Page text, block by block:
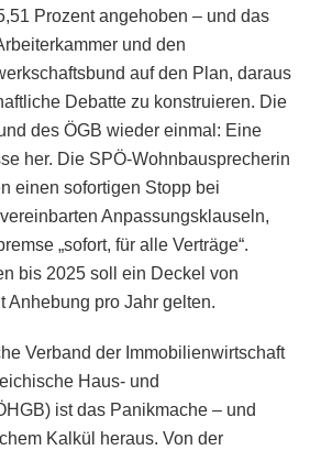
Prozent angehoben – und das
und den
auf den Plan, daraus
Debatte zu konstruieren. Die
des ÖGB wieder einmal: Eine
her. Die SPÖ-Wohnbausprecherin
einen sofortigen Stopp bei
Anpassungsklauseln,
„sofort, für alle Verträge“.
bis 2025 soll ein Deckel von
Anhebung pro Jahr gelten.
Verband der Immobilienwirtschaft
Haus- und
ist das Panikmache – und
Kalkül heraus. Von der